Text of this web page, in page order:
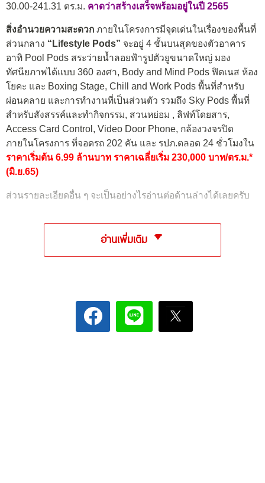
30.00-241.31 ตร.ม. คาดว่าสร้างเสร็จพร้อมอยู่ในปี 2565
สิ่งอำนวยความสะดวก ภายในโครงการมีจุดเด่นในเรื่องของพื้นที่
ส่วนกลาง “Lifestyle Pods” จะอยู่ 4 ชั้นบนสุดของตัวอาคาร
อาทิ Pool Pods สระว่ายน้ำลอยฟ้ารูปตัวยูขนาดใหญ่ มอง
ทัศนียภาพได้แบบ 360 องศา, Body and Mind Pods ฟิตเนส ห้อง
โยคะ และ Boxing Stage, Chill and Work Pods พื้นที่สำหรับ
ผ่อนคลาย และการทำงานที่เป็นส่วนตัว รวมถึง Sky Pods พื้นที่
สำหรับสังสรรค์และทำกิจกรรม, สวนหย่อม , ลิฟท์โดยสาร,
Access Card Control, Video Door Phone, กล้องวงจรปิด
ภายในโครงการ ที่จอดรถ 202 คัน และ รปภ.ตลอด 24 ชั่วโมงใน
ราคาเริ่มต้น 6.99 ล้านบาท ราคาเฉลี่ยเริ่ม 230,000 บาท/ตร.ม.*
(มิ.ย.65)
ส่วนรายละเอียดอื่น ๆ จะเป็นอย่างไรอ่านต่อด้านล่างได้เลยครับ
อ่านเพิ่มเติม